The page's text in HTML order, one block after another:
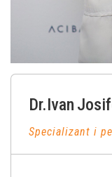
Dr.Ivan
Specializant i